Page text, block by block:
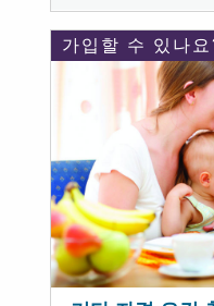
가입할 수 있나요